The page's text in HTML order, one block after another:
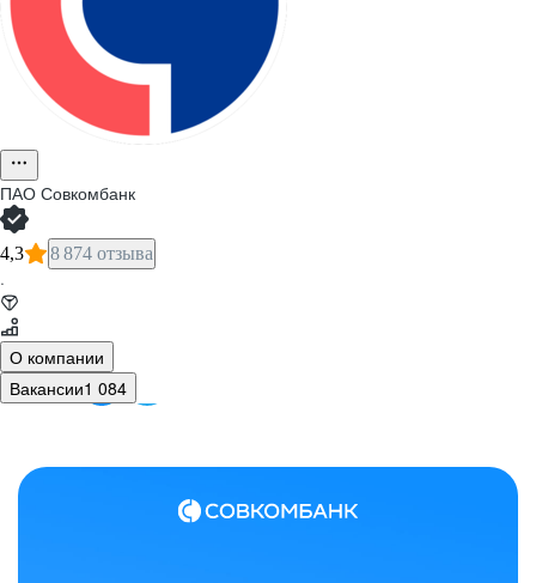
ПАО Совкомбанк
4,3 8 874 отзыва
·
О компании
Вакансии1 084